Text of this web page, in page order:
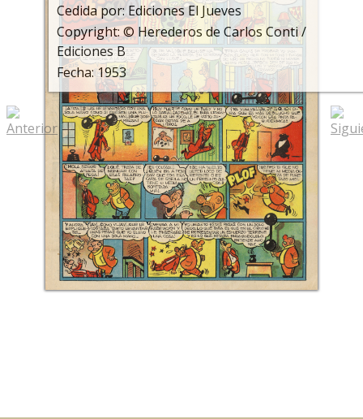
Cedida por: Ediciones El Jueves
Copyright: © Herederos de Carlos Conti /
Ediciones B
Fecha: 1953